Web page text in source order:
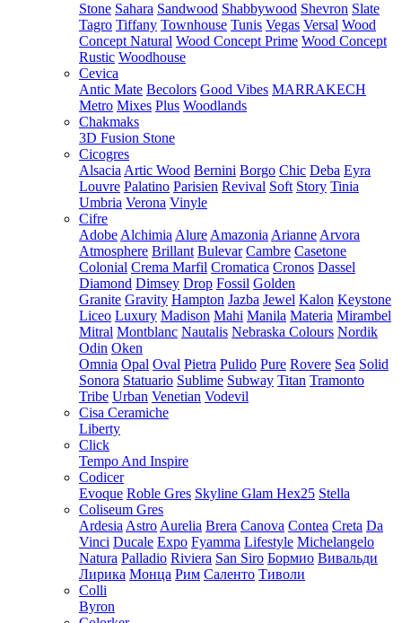
Stone Sahara Sandwood Shabbywood Shevron Slate
Tagro Tiffany Townhouse Tunis Vegas Versal Wood
Concept Natural Wood Concept Prime Wood Concept
Rustic Woodhouse
Cevica
Antic Mate Becolors Good Vibes MARRAKECH
Metro Mixes Plus Woodlands
Chakmaks
3D Fusion Stone
Cicogres
Alsacia Artic Wood Bernini Borgo Chic Deba Eyra
Louvre Palatino Parisien Revival Soft Story Tinia
Umbria Verona Vinyle
Cifre
Adobe Alchimia Alure Amazonia Arianne Arvora
Atmosphere Brillant Bulevar Cambre Casetone
Colonial Crema Marfil Cromatica Cronos Dassel
Diamond Dimsey Drop Fossil Golden
Granite Gravity Hampton Jazba Jewel Kalon Keystone
Liceo Luxury Madison Mahi Manila Materia Mirambel
Mitral Montblanc Nautalis Nebraska Colours Nordik
Odin Oken
Omnia Opal Oval Pietra Pulido Pure Rovere Sea Solid
Sonora Statuario Sublime Subway Titan Tramonto
Tribe Urban Venetian Vodevil
Cisa Ceramiche
Liberty
Click
Tempo And Inspire
Codicer
Evoque Roble Gres Skyline Glam Hex25 Stella
Coliseum Gres
Ardesia Astro Aurelia Brera Canova Contea Creta Da
Vinci Ducale Expo Fyamma Lifestyle Michelangelo
Natura Palladio Riviera San Siro Бормио Вивальди
Лирика Монца Рим Саленто Тиволи
Colli
Byron